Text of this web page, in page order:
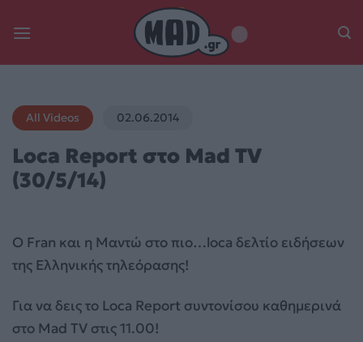
All Videos 02.06.2014
Loca Report στο Μad TV
(30/5/14)
Ο Fran και η Μαντώ στο πιο…loca δελτίο ειδήσεων
της Ελληνικής τηλεόρασης!
Για να δεις το Loca Report συντονίσου καθημερινά
στο Mad TV στις 11.00!